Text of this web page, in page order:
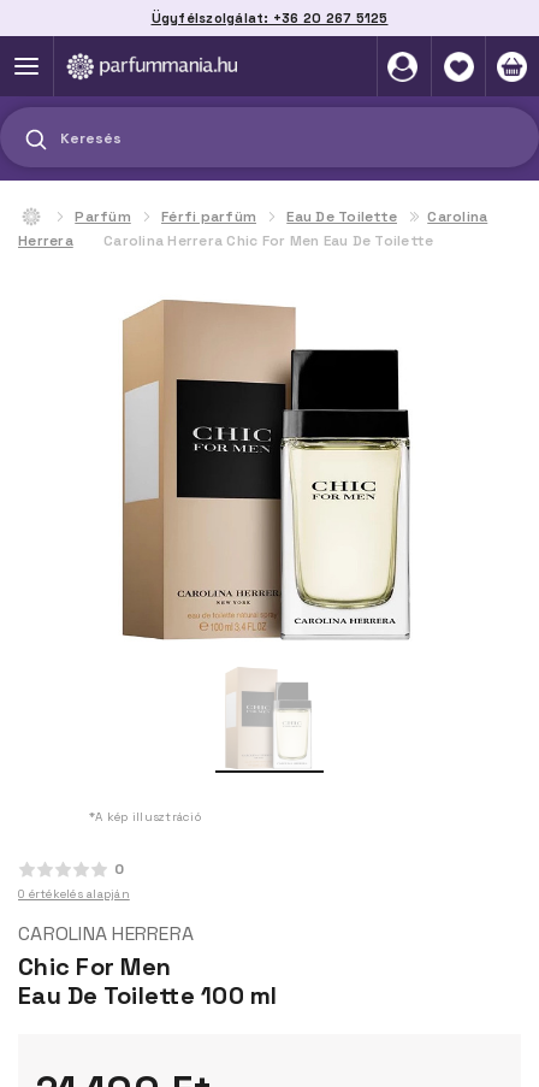
Ügyfélszolgálat: +36 20 267 5125
Keresés
Parfüm Férfi parfüm Eau De Toilette
Carolina
Herrera
Carolina Herrera Chic For Men Eau De Toilette
*A kép illusztráció
0
0 értékelés alapján
CAROLINA HERRERA
Chic For Men
Eau De Toilette 100 ml